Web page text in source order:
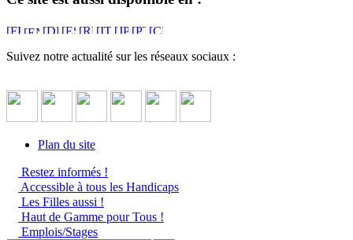
Suivez notre actualité sur les réseaux sociaux :
Plan du site
Restez informés !
Accessible à tous les Handicaps
Les Filles aussi !
Haut de Gamme pour Tous !
Emplois/Stages